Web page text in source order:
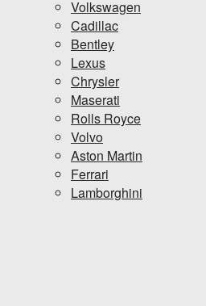
Volkswagen
Cadillac
Bentley
Lexus
Chrysler
Maserati
Rolls Royce
Volvo
Aston Martin
Ferrari
Lamborghini